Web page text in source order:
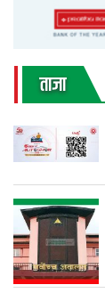
ताजा